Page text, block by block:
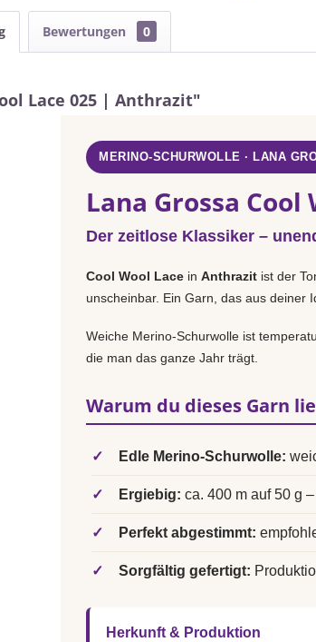
Bewertungen 0
Lace 025 | Anthrazit"
MERINO-SCHURWOLLE · LANA
Lana Grossa
Der zeitlose Klassiker –
Cool Wool Lace in Anthrazit ist der
unscheinbar. Ein Garn, das aus deiner
Weiche Merino-Schurwolle ist
die man das ganze Jahr trägt.
Warum du dieses Garn
✓ Edle Merino-Schurwolle:
✓ Ergiebig: ca. 400 m auf 50 g
✓ Perfekt abgestimmt:
✓ Sorgfältig gefertigt:
Herkunft & Produktion